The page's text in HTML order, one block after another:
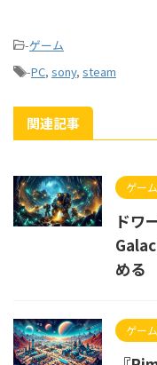
-ゲーム
-PC, sony, steam
関連記事
ゲーム
ドワ
める
ゲーム